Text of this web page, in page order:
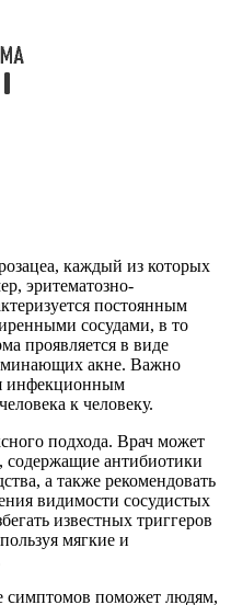
каждый из которых
эритематозно-
постоянным
сосудами, в то
проявляется в виде
акне. Важно
инфекционным
к человеку.
подхода. Врач может
содержащие антибиотики
а также рекомендовать
видимости сосудистых
известных триггеров
мягкие и
симптомов поможет людям,